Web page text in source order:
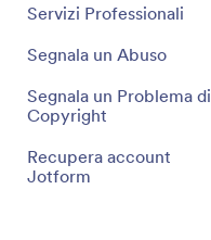
Servizi Professionali
Segnala un Abuso
Segnala un Problema di
Copyright
Recupera account
Jotform